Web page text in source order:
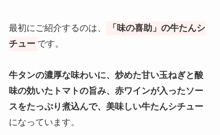
最初にご紹介するのは、
「味の喜助」の牛たんシ
チュー です。
牛タンの濃厚な味わいに、炒めた甘い玉ねぎと酸
味の効いたトマトの旨み、赤ワインが入ったソー
スをたっぷり煮込んで、美味しい牛たんシチュー
になっています。